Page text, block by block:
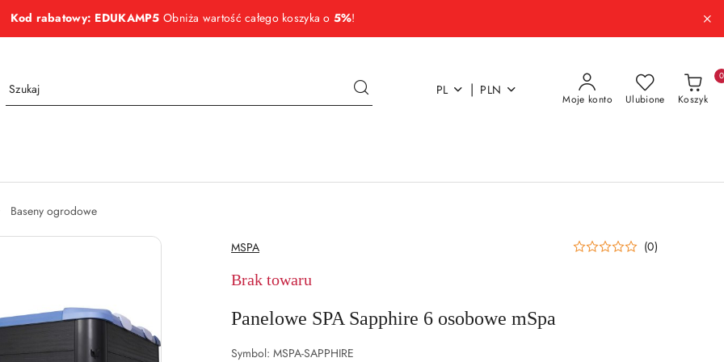
Kod rabatowy: EDUKAMP5 Obniża wartość całego koszyka o 5%!
PL | PLN
Moje konto Ulubione Koszyk
0
Baseny ogrodowe
NAZWA
PRODUCENTA:
MSPA (0)
Brak towaru
Panelowe SPA Sapphire 6 osobowe mSpa
Symbol: MSPA-SAPPHIRE